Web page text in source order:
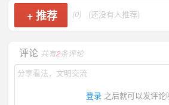
+推荐 (0) (还没有人推荐)
评论 共有2条评论
登录 之后就可以发评论